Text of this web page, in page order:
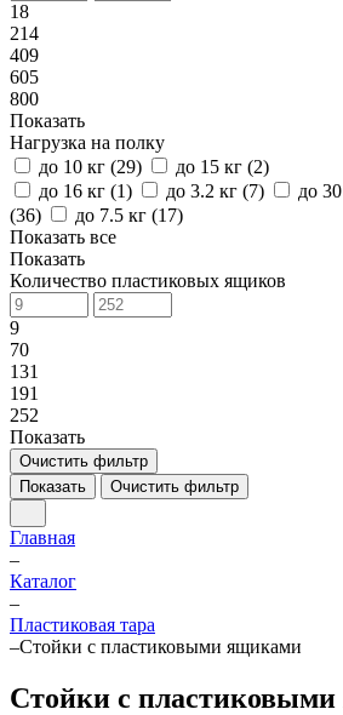
18
214
409
605
800
Показать
Нагрузка на полку
до 10 кг (29) до 15 кг (2)
до 16 кг (1) до 3.2 кг (7) до
(36) до 7.5 кг (17)
Показать все
Показать
Количество пластиковых ящиков
9
70
131
191
252
Показать
Очистить фильтр
Показать
Очистить фильтр
Главная
–
Каталог
–
Пластиковая тара
–Стойки с пластиковыми ящиками
Стойки с